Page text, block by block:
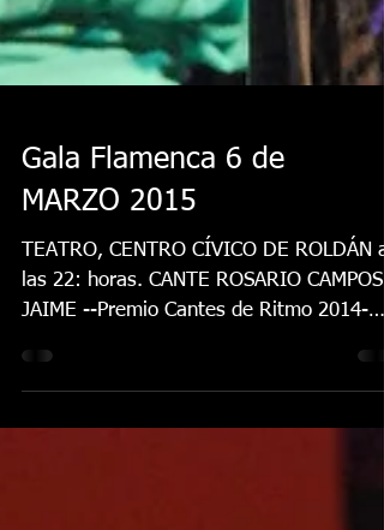
Gala Flamenca 6 de
MARZO 2015
las 22: horas. CANTE ROSARIO CAMPOS
JAIME --Premio Cantes de Ritmo 2014-
ROCÍO MARTINEZ de Murcia...